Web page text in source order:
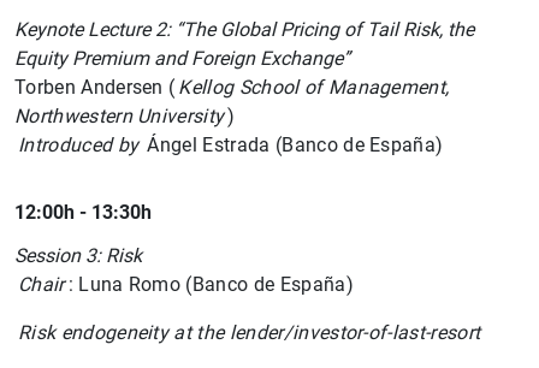
Keynote Lecture 2: “The Global Pricing of Tail Risk, the
Equity Premium and Foreign Exchange”
Torben Andersen ( Kellog School of Management,
Northwestern University)
Introduced by Ángel Estrada (Banco de España)
12:00h - 13:30h
Session 3: Risk
Chair : Luna Romo (Banco de España)
Risk endogeneity at the lender/investor-of-last-resort